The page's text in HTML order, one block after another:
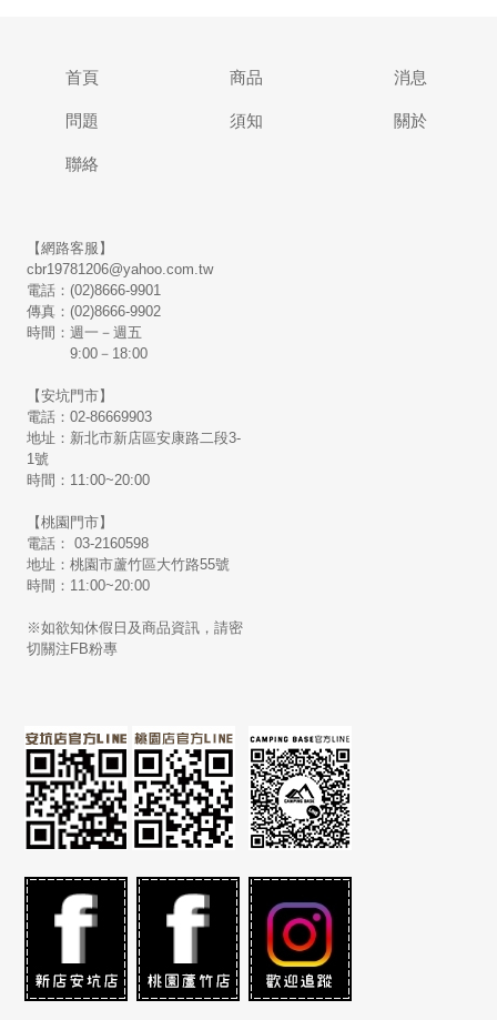
首頁 商品 消息
問題 須知 關於
聯絡
【網路客服】
cbr19781206@yahoo.com.tw
電話：(02)8666-9901
傳真：(02)8666-9902
時間：週一－週五
9:00－18:00
【安坑門市】
電話：02-86669903
地址：新北市新店區安康路二段3-
1號
時間：11:00~20:00
【桃園門市】
電話： 03-2160598
地址：桃園市蘆竹區大竹路55號
時間：11:00~20:00
※如欲知休假日及商品資訊，請密
切關注FB粉專